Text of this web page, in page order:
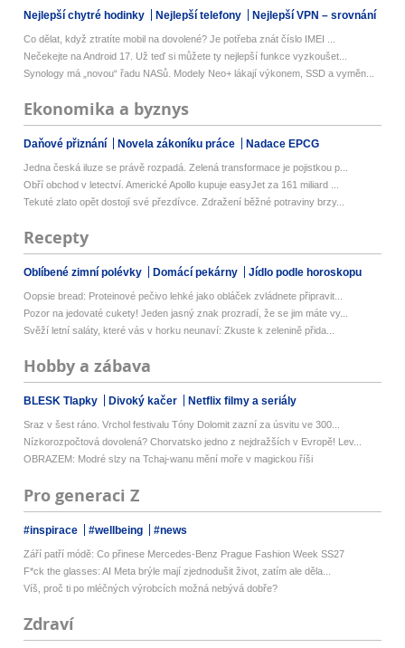
Nejlepší chytré hodinky Nejlepší telefony Nejlepší VPN – srovnání
Co dělat, když ztratíte mobil na dovolené? Je potřeba znát číslo IMEI ...
Nečekejte na Android 17. Už teď si můžete ty nejlepší funkce vyzkoušet...
Synology má „novou“ řadu NASů. Modely Neo+ lákají výkonem, SSD a vyměn...
Ekonomika a byznys
Daňové přiznání Novela zákoníku práce Nadace EPCG
Jedna česká iluze se právě rozpadá. Zelená transformace je pojistkou p...
Obří obchod v letectví. Americké Apollo kupuje easyJet za 161 miliard ...
Tekuté zlato opět dostojí své přezdívce. Zdražení běžné potraviny brzy...
Recepty
Oblíbené zimní polévky Domácí pekárny Jídlo podle horoskopu
Oopsie bread: Proteinové pečivo lehké jako obláček zvládnete připravit...
Pozor na jedovaté cukety! Jeden jasný znak prozradí, že se jim máte vy...
Svěží letní saláty, které vás v horku neunaví: Zkuste k zelenině přida...
Hobby a zábava
BLESK Tlapky Divoký kačer Netflix filmy a seriály
Sraz v šest ráno. Vrchol festivalu Tóny Dolomit zazní za úsvitu ve 300...
Nízkorozpočtová dovolená? Chorvatsko jedno z nejdražších v Evropě! Lev...
OBRAZEM: Modré slzy na Tchaj-wanu mění moře v magickou říši
Pro generaci Z
#inspirace #wellbeing #news
Září patří módě: Co přinese Mercedes-Benz Prague Fashion Week SS27
F*ck the glasses: AI Meta brýle mají zjednodušit život, zatím ale děla...
Víš, proč ti po mléčných výrobcích možná nebývá dobře?
Zdraví